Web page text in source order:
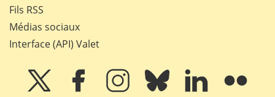
Fils RSS
Médias sociaux
Interface (API) Valet